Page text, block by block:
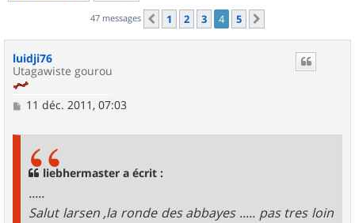
47 messages Précédent
1 2 3 4 5
luidji76
Utagawiste gourou
M11 déc. 2011, 07:03
liebhermaster a écrit :
.....
Salut larsen ,la ronde des abbayes ..... pas tres loin